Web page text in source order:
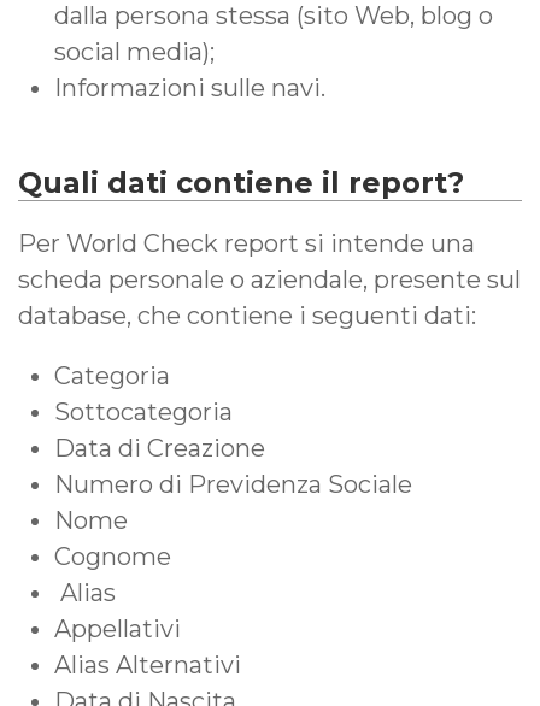
dalla persona stessa (sito Web, blog o
social media);
Informazioni sulle navi.
Quali dati contiene il report?
Per World Check report si intende una
scheda personale o aziendale, presente sul
database, che contiene i seguenti dati:
Categoria
Sottocategoria
Data di Creazione
Numero di Previdenza Sociale
Nome
Cognome
Alias
Appellativi
Alias Alternativi